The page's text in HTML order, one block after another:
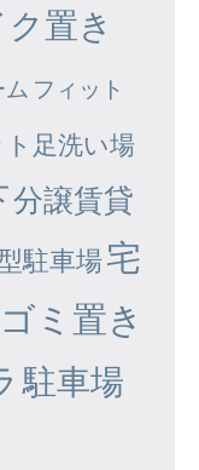
置き
フィット
足洗い場
分譲賃貸
駐車場宅
ミ置き
駐車場